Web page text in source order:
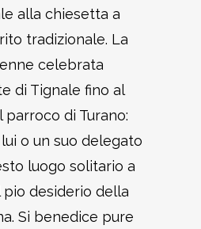
alla chiesetta a
tradizionale. La
celebrata
di Tignale fino al
parroco di Turano:
o un suo delegato
luogo solitario a
desiderio della
Si benedice pure